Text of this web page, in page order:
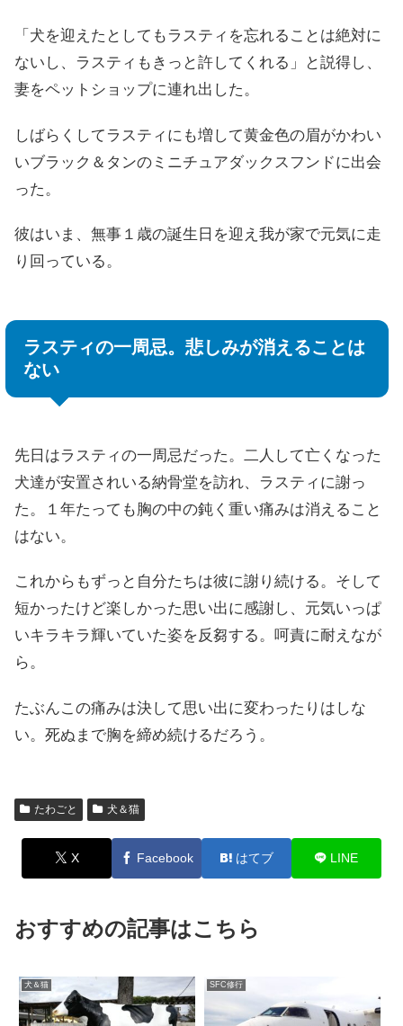
「犬を迎えたとしてもラスティを忘れることは絶対に
ないし、ラスティもきっと許してくれる」と説得し、
妻をペットショップに連れ出した。
しばらくしてラスティにも増して黄金色の眉がかわい
いブラック＆タンのミニチュアダックスフンドに出会
った。
彼はいま、無事１歳の誕生日を迎え我が家で元気に走
り回っている。
ラスティの一周忌。悲しみが消えることは
ない
先日はラスティの一周忌だった。二人して亡くなった
犬達が安置されいる納骨堂を訪れ、ラスティに謝っ
た。１年たっても胸の中の鈍く重い痛みは消えること
はない。
これからもずっと自分たちは彼に謝り続ける。そして
短かったけど楽しかった思い出に感謝し、元気いっぱ
いキラキラ輝いていた姿を反芻する。呵責に耐えなが
ら。
たぶんこの痛みは決して思い出に変わったりはしな
い。死ぬまで胸を締め続けるだろう。
たわごと 犬＆猫
X Facebook はてブ LINE
おすすめの記事はこちら
犬＆猫 SFC修行